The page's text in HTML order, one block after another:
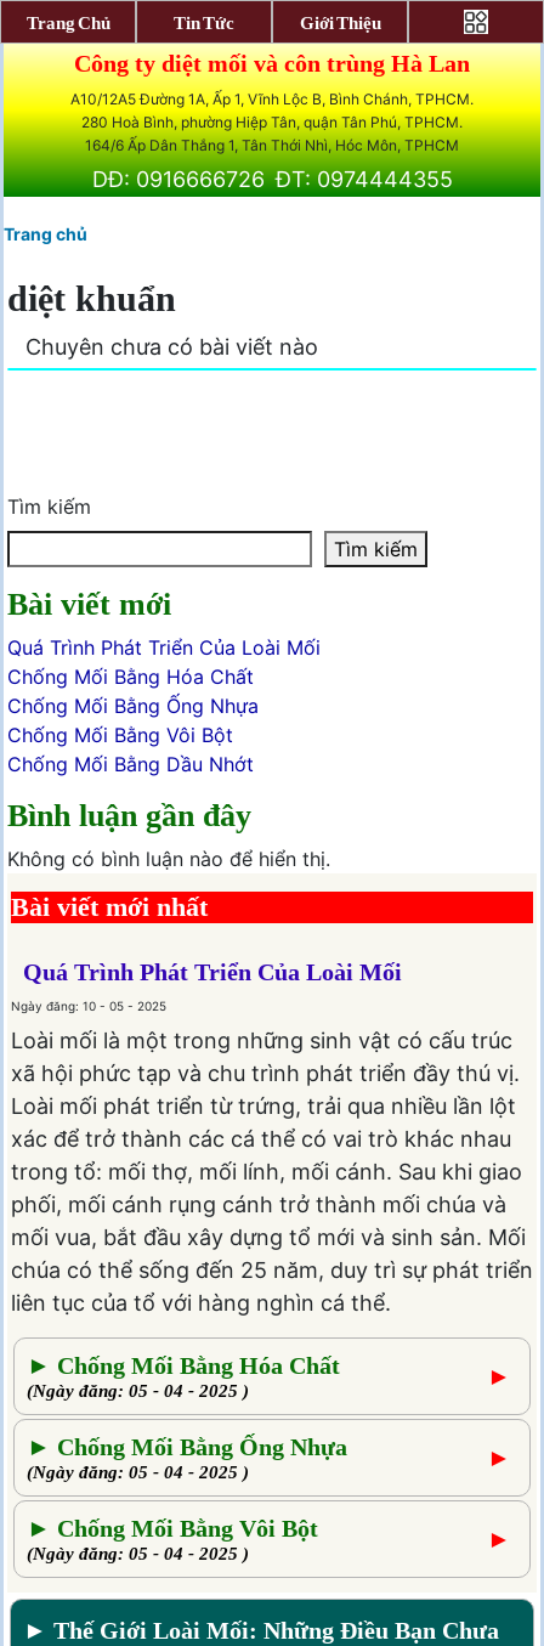
Công ty diệt mối và côn trùng Hà Lan
A10/12A5 Đường 1A, Ấp 1, Vĩnh Lộc B, Bình Chánh, TPHCM.
280 Hoà Bình, phường Hiệp Tân, quận Tân Phú, TPHCM.
164/6 Ấp Dân Thắng 1, Tân Thới Nhì, Hóc Môn, TPHCM
DĐ: 0916666726 ĐT: 0974444355
Trang chủ
diệt khuẩn
Chuyên chưa có bài viết nào
Tìm kiếm
Tìm kiếm
Bài viết mới
Quá Trình Phát Triển Của Loài Mối
Chống Mối Bằng Hóa Chất
Chống Mối Bằng Ống Nhựa
Chống Mối Bằng Vôi Bột
Chống Mối Bằng Dầu Nhớt
Bình luận gần đây
Không có bình luận nào để hiển thị.
Bài viết mới nhất
Quá Trình Phát Triển Của Loài Mối
Ngày đăng: 10 - 05 - 2025
Loài mối là một trong những sinh vật có cấu trúc
xã hội phức tạp và chu trình phát triển đầy thú vị.
Loài mối phát triển từ trứng, trải qua nhiều lần lột
xác để trở thành các cá thể có vai trò khác nhau
trong tổ: mối thợ, mối lính, mối cánh. Sau khi giao
phối, mối cánh rụng cánh trở thành mối chúa và
mối vua, bắt đầu xây dựng tổ mới và sinh sản. Mối
chúa có thể sống đến 25 năm, duy trì sự phát triển
liên tục của tổ với hàng nghìn cá thể.
► Chống Mối Bằng Hóa Chất
(Ngày đăng: 05 - 04 - 2025 )
►
► Chống Mối Bằng Ống Nhựa
(Ngày đăng: 05 - 04 - 2025 )
►
► Chống Mối Bằng Vôi Bột
(Ngày đăng: 05 - 04 - 2025 )
►
► Thế Giới Loài Mối: Những Điều Bạn Chưa
Trang Chủ Tin Tức Giới Thiệu